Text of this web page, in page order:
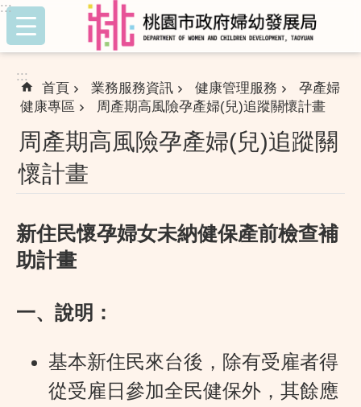
跳到主要內容區塊
:::
:::
首頁 業務服務資訊 健康管理服務
孕產婦
健康專區
周產期高風險孕產婦(兒)追蹤關懷計畫
周產期高風險孕產婦(兒)追蹤關
懷計畫
新住民懷孕婦女未納健保產前檢查補
助計畫
一、說明：
基本新住民來台後，除有受雇者得
從受雇日參加全民健保外，其餘應